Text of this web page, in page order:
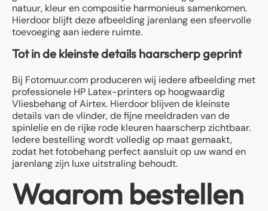
natuur, kleur en compositie harmonieus samenkomen.
Hierdoor blijft deze afbeelding jarenlang een sfeervolle
toevoeging aan iedere ruimte.
Tot in de kleinste details haarscherp geprint
Bij Fotomuur.com produceren wij iedere afbeelding met
professionele HP Latex-printers op hoogwaardig
Vliesbehang of Airtex. Hierdoor blijven de kleinste
details van de vlinder, de fijne meeldraden van de
spinlelie en de rijke rode kleuren haarscherp zichtbaar.
Iedere bestelling wordt volledig op maat gemaakt,
zodat het fotobehang perfect aansluit op uw wand en
jarenlang zijn luxe uitstraling behoudt.
Waarom bestellen